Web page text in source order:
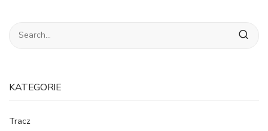
KATEGORIE
Tracz